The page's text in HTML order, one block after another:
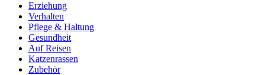
Erziehung
Verhalten
Pflege & Haltung
Gesundheit
Auf Reisen
Katzenrassen
Zubehör